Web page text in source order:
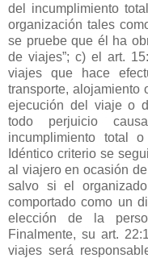
del incumplimiento
organización tales
se pruebe que él ha
de viajes”; c) el art.
viajes que hace
transporte, alojamiento
ejecución del viaje o
todo perjuicio
incumplimiento total
Idéntico criterio se
al viajero en ocasión
salvo si el
comportado como un
elección de la
Finalmente, su art.
viajes será